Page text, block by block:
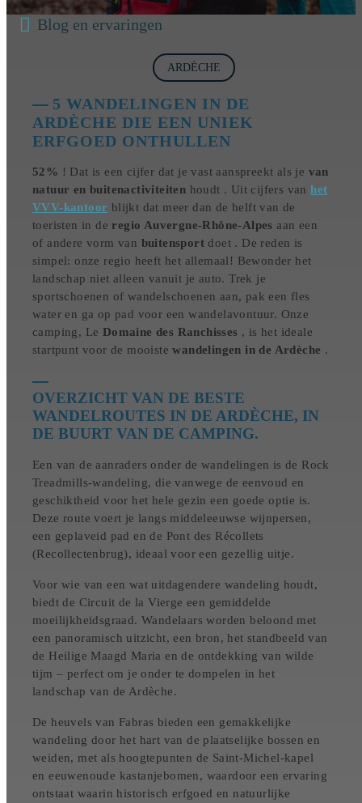
Blog en ervaringen
ARDÈCHE
5 WANDELINGEN IN DE
ARDÈCHE DIE EEN UNIEK
ERFGOED ONTHULLEN
52% ! Dat is een cijfer dat je vast aanspreekt als je van
natuur enbuitenactiviteiten houdt . Uit cijfers vanhet
VVV-kantoor blijkt dat meer dan de helft van de
toeristen in de regio Auvergne-Rhône-Alpes aan een
of andere vorm van buitensport doet . De reden is
simpel: onze regio heeft het allemaal! Bewonder het
landschap niet alleen vanuit je auto. Trek je
sportschoenen of wandelschoenen aan, pak een fles
water en ga op pad voor een wandelavontuur. Onze
camping, Le Domaine des Ranchisses , is het ideale
startpunt voor de mooistewandelingen in de Ardèche .
OVERZICHT VAN DE BESTE
WANDELROUTES IN DE ARDÈCHE, IN
DE BUURT VAN DE CAMPING.
Een van de aanraders onder de wandelingen is de Rock
Treadmills-wandeling, die vanwege de eenvoud en
geschiktheid voor het hele gezin een goede optie is.
Deze route voert je langs middeleeuwse wijnpersen,
een geplaveid pad en de Pont des Récollets
(Recollectenbrug), ideaal voor een gezellig uitje.
Voor wie van een wat uitdagendere wandeling houdt,
biedt de Circuit de la Vierge een gemiddelde
moeilijkheidsgraad. Wandelaars worden beloond met
een panoramisch uitzicht, een bron, het standbeeld van
de Heilige Maagd Maria en de ontdekking van wilde
tijm – perfect om je onder te dompelen in het
landschap van de Ardèche.
De heuvels van Fabras bieden een gemakkelijke
wandeling door het hart van de plaatselijke bossen en
weiden, met als hoogtepunten de Saint-Michel-kapel
en eeuwenoude kastanjebomen, waardoor een ervaring
ontstaat waarin historisch erfgoed en natuurlijke